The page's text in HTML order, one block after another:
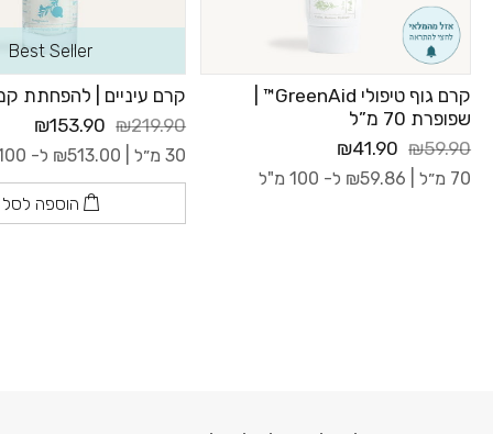
קרם גוף טיפולי GreenAid™ |
שפופרת 70 מ”ל
₪59.90
₪41.90
70 מ״ל | ₪59.86 ל- 100 מ"ל
Best Seller
קרם עיניים | להפחתת
₪219.90
₪153.90
30 מ״ל | ₪513.00 ל- 100 מ"ל
הוספה לסל